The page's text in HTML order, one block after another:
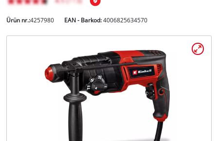
Ürün nr.:4257980 EAN - Barkod:4006825634570